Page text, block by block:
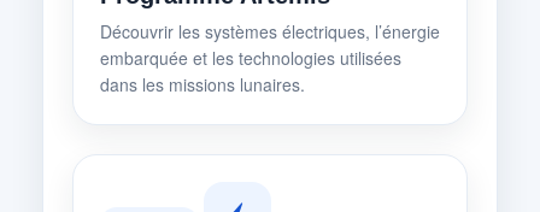
Découvrir les systèmes électriques, l’énergie
embarquée et les technologies utilisées
dans les missions lunaires.